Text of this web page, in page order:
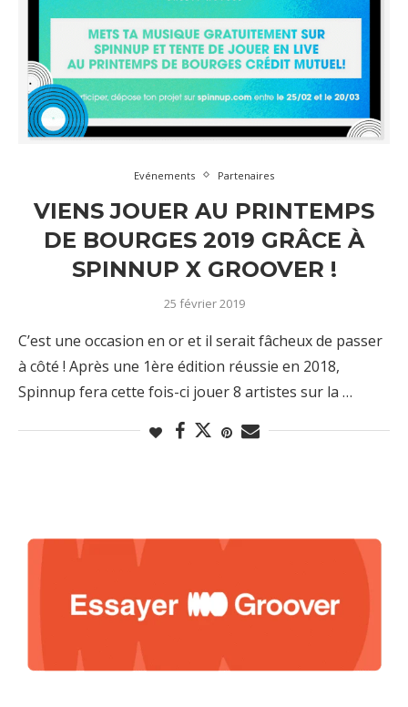
Evénements Partenaires
VIENS JOUER AU PRINTEMPS
DE BOURGES 2019 GRÂCE À
SPINNUP X GROOVER !
25 février 2019
C’est une occasion en or et il serait fâcheux de passer
à côté ! Après une 1ère édition réussie en 2018,
Spinnup fera cette fois-ci jouer 8 artistes sur la …